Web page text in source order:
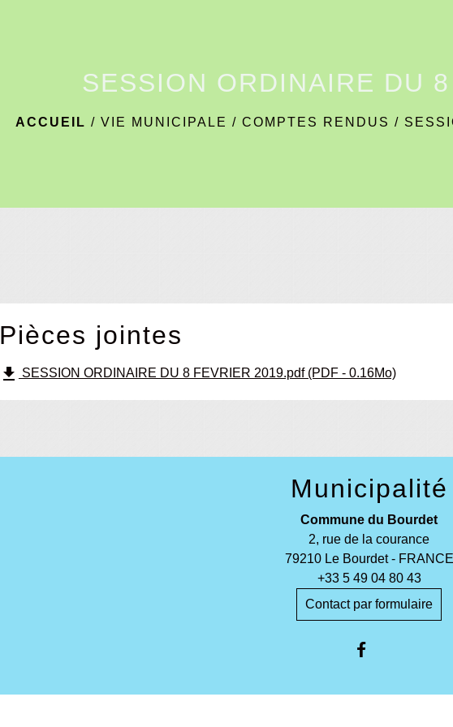
SESSION ORDINAIRE DU
ACCUEIL /VIE MUNICIPALE /COMPTES RENDUS /
Pièces jointes
file_download SESSION ORDINAIRE DU 8 FEVRIER 2019.pdf (PDF - 0.16Mo)
Municipalité
Commune du Bourdet
2, rue de la courance
79210 Le Bourdet - FRANCE
+33 5 49 04 80 43
Contact par formulaire